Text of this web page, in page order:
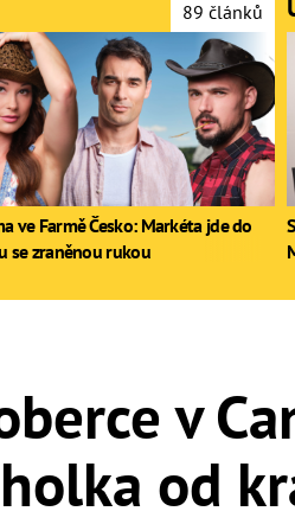
v
od
89 článků
ve Farmě Česko: Markéta jde do
se zraněnou rukou